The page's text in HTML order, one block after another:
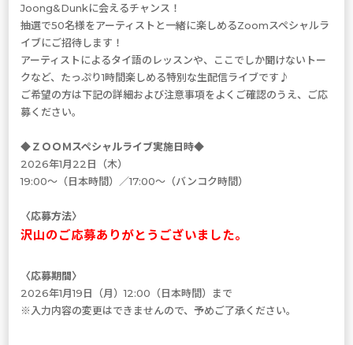
Joong&Dunkに会えるチャンス！
抽選で50名様をアーティストと一緒に楽しめるZoomスペシャルラ
イブにご招待します！
アーティストによるタイ語のレッスンや、ここでしか聞けないトー
クなど、たっぷり1時間楽しめる特別な生配信ライブです♪
ご希望の方は下記の詳細および注意事項をよくご確認のうえ、ご応
募ください。
◆ＺＯＯＭスペシャルライブ実施日時◆
2026年1月22日（木）
19:00～（日本時間）／17:00～（バンコク時間）
〈応募方法〉
沢山のご応募ありがとうございました。
〈応募期間〉
2026年1月19日（月）12:00（日本時間）まで
※入力内容の変更はできませんので、予めご了承ください。